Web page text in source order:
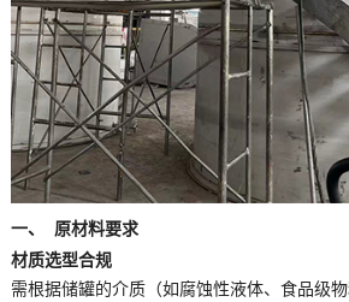
一、 原材料要求
材质选型合规
需根据储罐的介质（如腐蚀性液体、食品级